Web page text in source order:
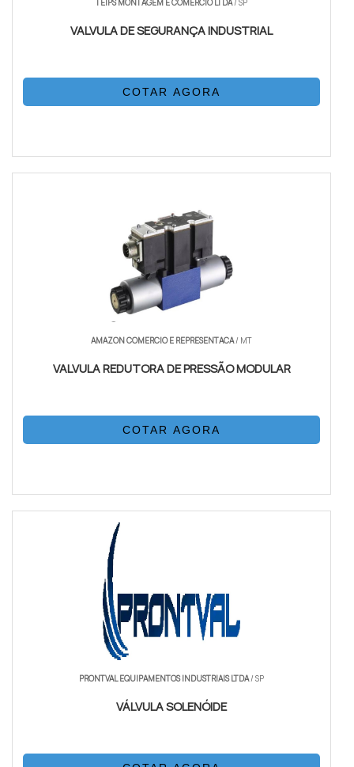
TEIPS MONTAGEM E COMERCIO LTDA/ SP
VALVULA DE SEGURANÇA INDUSTRIAL
COTAR AGORA
AMAZON COMERCIO E REPRESENTACA/ MT
VALVULA REDUTORA DE PRESSÃO MODULAR
COTAR AGORA
PRONTVAL EQUIPAMENTOS INDUSTRIAIS LTDA/ SP
VÁLVULA SOLENÓIDE